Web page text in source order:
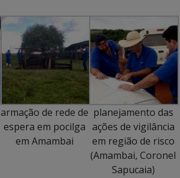
armação de rede de
espera em pocilga
em Amambai
planejamento das
ações de vigilância
em região de risco
(Amambai, Coronel
Sapucaia)